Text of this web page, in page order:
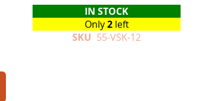
IN STOCK
Only2left
SKU 55-VSK-12